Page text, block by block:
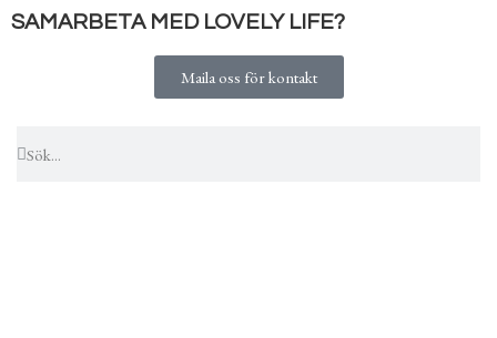
SAMARBETA MED LOVELY LIFE?
Maila oss för kontakt